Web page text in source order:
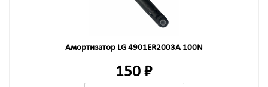
Амортизатор LG 4901ER2003A 100N
150 ₽